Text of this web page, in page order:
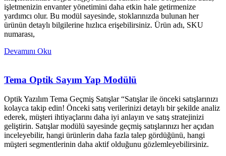
işletmenizin envanter yönetimini daha etkin hale getirmenize
yardımcı olur. Bu modül sayesinde, stoklarınızda bulunan her
ürünün detaylı bilgilerine hızlıca erişebilirsiniz. Ürün adı, SKU
numarası,
Devamını Oku
Tema Optik Sayım Yap Modülü
Optik Yazılım Tema Geçmiş Satışlar “Satışlar ile önceki satışlarınızı
kolayca takip edin! Önceki satış verilerinizi detaylı bir şekilde analiz
ederek, müşteri ihtiyaçlarını daha iyi anlayın ve satış stratejinizi
geliştirin. Satışlar modülü sayesinde geçmiş satışlarınızı her açıdan
inceleyebilir, hangi ürünlerin daha fazla talep gördüğünü, hangi
müşteri segmentlerinin daha aktif olduğunu gözlemleyebilirsiniz.